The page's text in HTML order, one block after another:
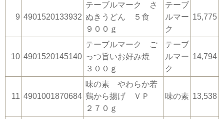
9 4901520133932
テーブルマーク さ
ぬきうどん ５食
９００ｇ
テーブ
ルマー
ク
15,775
10 4901520145140
テーブルマーク ご
っつ旨いお好み焼
３００ｇ
テーブ
ルマー
ク
14,794
11 4901001870684
味の素 やわらか若
鶏から揚げ ＶＰ
２７０ｇ
味の素 13,538